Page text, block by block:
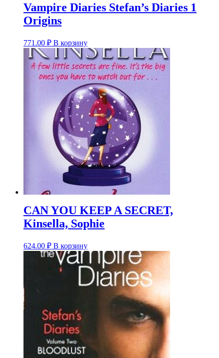
Vampire Diaries Stefan’s Diaries 1
Origins
771.00 ₽ В корзину
CAN YOU KEEP A SECRET,
Kinsella, Sophie
624.00 ₽ В корзину